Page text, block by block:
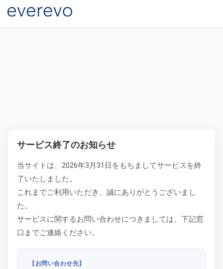
サービス終了のお知らせ
当サイトは、2026年3月31日をもちましてサービスを終
了いたしました。
これまでご利用いただき、誠にありがとうございまし
た。
サービスに関するお問い合わせにつきましては、下記窓
口までご連絡ください。
【お問い合わせ先】